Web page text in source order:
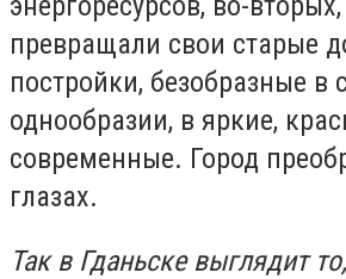
превращали свои старые
постройки, безобразные в
однообразии, в яркие,
современные. Город
глазах.
Так в Гданьске выглядит